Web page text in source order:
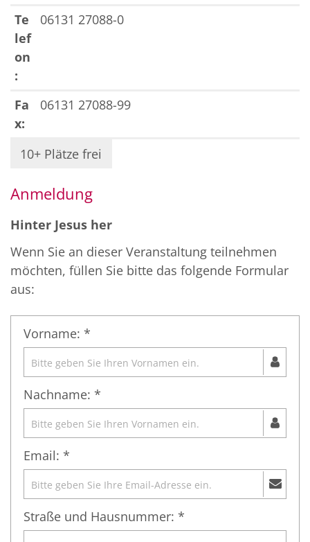
Te
lef
on
:
06131 27088-0
Fa
x:
06131 27088-99
10+ Plätze frei
Anmeldung
Hinter Jesus her
Wenn Sie an dieser Veranstaltung teilnehmen
möchten, füllen Sie bitte das folgende Formular
aus:
Vorname: *
Nachname: *
Email: *
Straße und Hausnummer: *